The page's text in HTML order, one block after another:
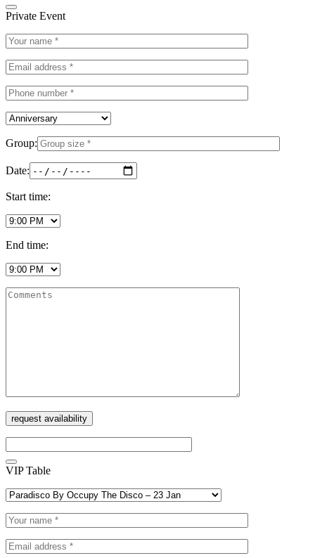
Private Event
Group:
Date:
Start time:
End time:
VIP Table